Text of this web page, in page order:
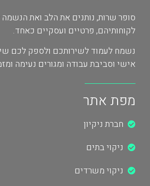
סופר שרות, נותנים את הלב ואת
לקוחותיהם, פרטיים ועסקיים כאחד.
נשמח לעמוד לשירותכם ולספק לכם
אישי וסביבת עבודה ומגורים נעימה
מפת אתר
חברת ניקיון
ניקוי בתים
ניקוי משרדים